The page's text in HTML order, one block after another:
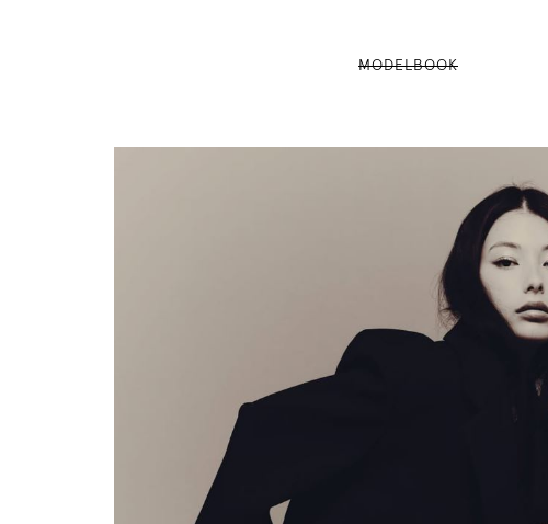
MODELBOOK